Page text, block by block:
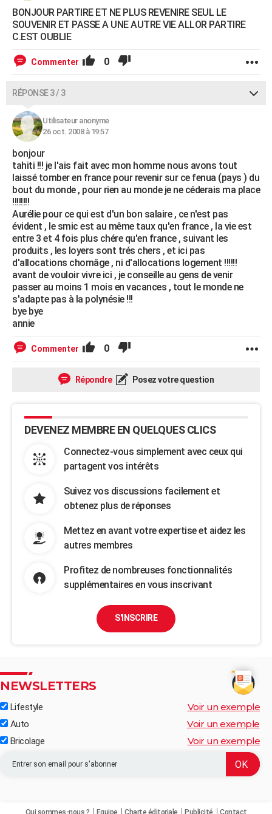
BONJOUR PARTIRE ET NE PLUS REVENIRE SEUL LE
SOUVENIR ET PASSE A UNE AUTRE VIE ALLOR PARTIRE
C.EST OUBLIE
Commenter 0
RÉPONSE 3 / 3
Utilisateur anonyme
26 oct. 2008 à 19:57
bonjour
tahiti !!! je l'ais fait avec mon homme nous avons tout
laissé tomber en france pour revenir sur ce fenua (pays ) du
bout du monde , pour rien au monde je ne céderais ma place
!!!!!!!!
Aurélie pour ce qui est d'un bon salaire , ce n'est pas
évident , le smic est au même taux qu'en france , la vie est
entre 3 et 4 fois plus chére qu'en france , suivant les
produits , les loyers sont trés chers , et ici pas
d'allocations chomâge , ni d'allocations logement !!!!!!
avant de vouloir vivre ici , je conseille au gens de venir
passer au moins 1 mois en vacances , tout le monde ne
s'adapte pas à la polynésie !!!
bye bye
annie
Commenter 0
Répondre Posez votre question
DEVENEZ MEMBRE EN QUELQUES CLICS
Connectez-vous simplement avec ceux qui
partagent vos intérêts
Suivez vos discussions facilement et
obtenez plus de réponses
Mettez en avant votre expertise et aidez les
autres membres
Profitez de nombreuses fonctionnalités
supplémentaires en vous inscrivant
S'INSCRIRE
NEWSLETTERS
Lifestyle Voir un exemple
Auto Voir un exemple
Bricolage Voir un exemple
Qui sommes-nous ? Equipe Charte éditoriale Publicité Contact